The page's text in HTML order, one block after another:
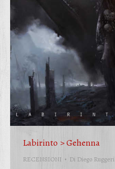
Labirinto > Gehenna
RECENSIONI Di Diego Ruggeri